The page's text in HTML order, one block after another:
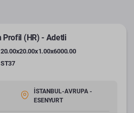
Profil (HR) - Adetli
20.00x20.00x1.00x6000.00
ST37
İSTANBUL-AVRUPA -
ESENYURT